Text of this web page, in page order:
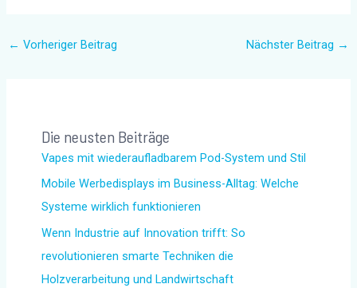
← Vorheriger Beitrag Nächster Beitrag →
Die neusten Beiträge
Vapes mit wiederaufladbarem Pod-System und Stil
Mobile Werbedisplays im Business-Alltag: Welche
Systeme wirklich funktionieren
Wenn Industrie auf Innovation trifft: So
revolutionieren smarte Techniken die
Holzverarbeitung und Landwirtschaft